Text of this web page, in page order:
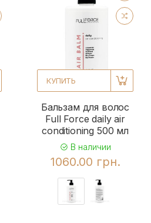
КУПИТЬ
Бальзам для волос
Full Force daily air
conditioning 500 мл
В наличии
1060.00 грн.